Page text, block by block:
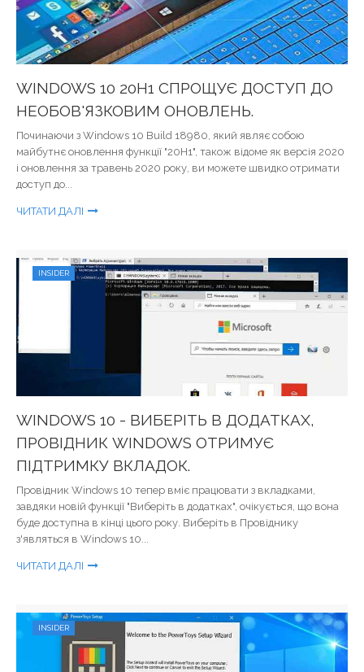
WINDOWS 10 20H1 СПРОЩУЄ ДОСТУП ДО
НЕОБОВ'ЯЗКОВИМ ОНОВЛЕНЬ.
Починаючи з Windows 10 Build 18980, який являє собою
майбутнє оновлення функції "20H1", також відоме як версія 2020
і оновлення за травень 2020 року, ви можете швидко отримати
доступ до...
ЧИТАТИ ДАЛІ
INSIDER
WINDOWS 10 - ВИБЕРІТЬ В ДОДАТКАХ,
ПРОВІДНИК WINDOWS ОТРИМУЄ
ПІДТРИМКУ ВКЛАДОК.
Провідник Windows 10 тепер вміє працювати з вкладками,
завдяки новій функції "Виберіть в додатках", очікується, що вона
буде доступна в кінці цього року. Виберіть в Провіднику
з'являться в Windows 10...
ЧИТАТИ ДАЛІ
INSIDER